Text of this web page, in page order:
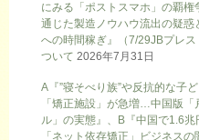
にみる「ポストスマホ」の
通じた製造ノウハウ流出の疑惑
への時間稼ぎ』（7/29JBプレ
ついて 2026年7月31日
A『”寝そべり族”や反抗的な子
「矯正施設」が急増…中国版「
ル」の実態』、B『中国で1.6兆
「ネット依存矯正」ビジネス